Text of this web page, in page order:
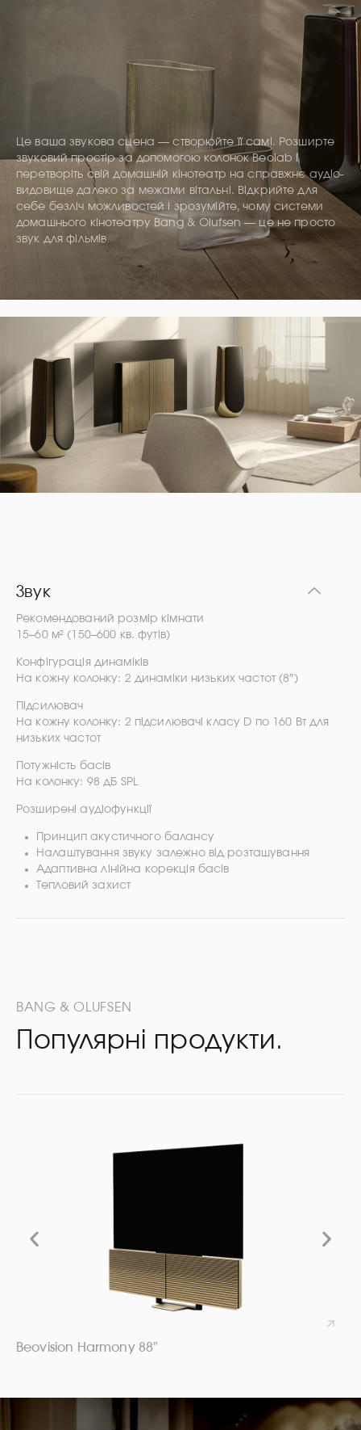
Це ваша звукова сцена — створюйте її самі. Розширте
звуковий простір за допомогою колонок Beolab і
перетворіть свій домашній кінотеатр на справжнє аудіо-
видовище далеко за межами вітальні. Відкрийте для
себе безліч можливостей і зрозумійте, чому системи
домашнього кінотеатру Bang & Olufsen — це не просто
звук для фільмів.
Звук
Рекомендований розмір кімнати
15–60 м² (150–600 кв. футів)
Конфігурація динаміків
На кожну колонку: 2 динаміки низьких частот (8″)
Підсилювач
На кожну колонку: 2 підсилювачі класу D по 160 Вт для
низьких частот
Потужність басів
На колонку: 98 дБ SPL
Розширені аудіофункції
Принцип акустичного балансу
Налаштування звуку залежно від розташування
Адаптивна лінійна корекція басів
Тепловий захист
BANG & OLUFSEN
Популярні продукти.
Beovision Harmony 88″